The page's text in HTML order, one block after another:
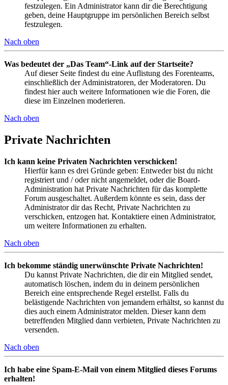
festzulegen. Ein Administrator kann dir die Berechtigung
geben, deine Hauptgruppe im persönlichen Bereich selbst
festzulegen.
Nach oben
Was bedeutet der „Das Team“-Link auf der Startseite?
Auf dieser Seite findest du eine Auflistung des Forenteams,
einschließlich der Administratoren, der Moderatoren. Du
findest hier auch weitere Informationen wie die Foren, die
diese im Einzelnen moderieren.
Nach oben
Private Nachrichten
Ich kann keine Privaten Nachrichten verschicken!
Hierfür kann es drei Gründe geben: Entweder bist du nicht
registriert und / oder nicht angemeldet, oder die Board-
Administration hat Private Nachrichten für das komplette
Forum ausgeschaltet. Außerdem könnte es sein, dass der
Administrator dir das Recht, Private Nachrichten zu
verschicken, entzogen hat. Kontaktiere einen Administrator,
um weitere Informationen zu erhalten.
Nach oben
Ich bekomme ständig unerwünschte Private Nachrichten!
Du kannst Private Nachrichten, die dir ein Mitglied sendet,
automatisch löschen, indem du in deinem persönlichen
Bereich eine entsprechende Regel erstellst. Falls du
belästigende Nachrichten von jemandem erhältst, so kannst du
dies auch einem Administrator melden. Dieser kann dem
betreffenden Mitglied dann verbieten, Private Nachrichten zu
versenden.
Nach oben
Ich habe eine Spam-E-Mail von einem Mitglied dieses Forums
erhalten!